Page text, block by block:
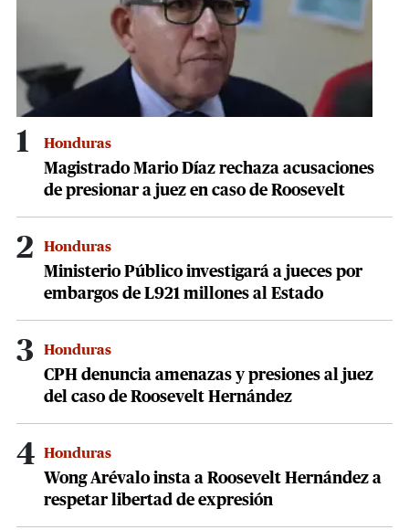
1 Honduras
Magistrado Mario Díaz rechaza acusaciones
de presionar a juez en caso de Roosevelt
2 Honduras
Ministerio Público investigará a jueces por
embargos de L921 millones al Estado
3 Honduras
CPH denuncia amenazas y presiones al juez
del caso de Roosevelt Hernández
4 Honduras
Wong Arévalo insta a Roosevelt Hernández a
respetar libertad de expresión